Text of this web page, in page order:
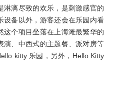
淋漓尽致的欢乐，是刺激感官的
设备以外，游客还会在乐园内看
这个项目坐落在上海滩最繁华的
演、中西式的主题餐、派对房等
kitty 乐园，另外，Hello Kitty